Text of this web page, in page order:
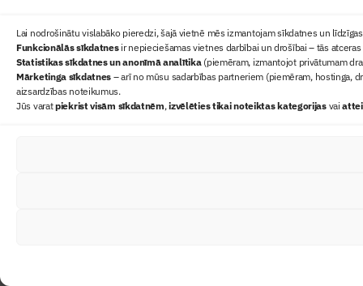
Lai nodrošinātu vislabāko pieredzi, šajā vietnē mēs izmantojam sīkdatnes un
Funkcionālās sīkdatnesir nepieciešamas vietnes darbībai un drošībai – tās
Statistikas sīkdatnes un anonīmā analītika(piemēram, izmantojot privātumam
Mārketinga sīkdatnes – arī no mūsu sadarbības partneriem (piemēram, hostinga,
aizsardzības noteikumus.
Jūs varatpiekrist visām sīkdatnēm,izvēlēties tikai noteiktas kategorijasvai